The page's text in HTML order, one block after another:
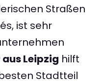
Straßen
ist sehr
Leipzig hilft
Stadtteil